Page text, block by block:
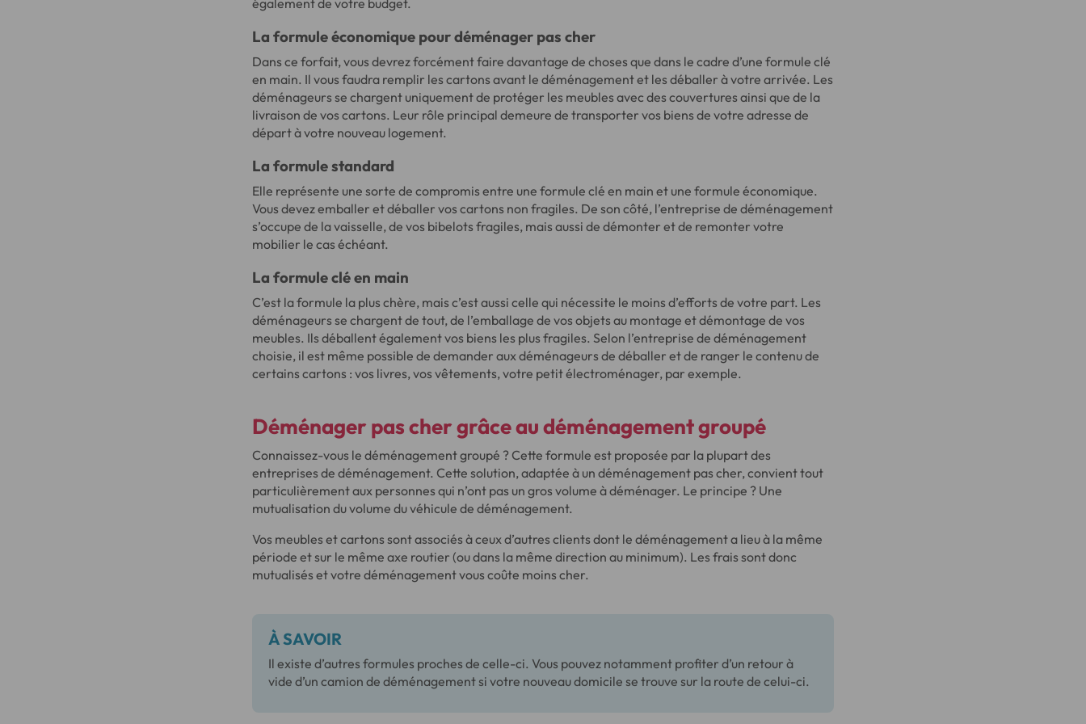
également de votre budget.
La formule économique pour déménager pas cher
Dans ce forfait, vous devrez forcément faire davantage de choses que dans le cadre d’une formule clé
en main. Il vous faudra remplir les cartons avant le déménagement et les déballer à votre arrivée. Les
déménageurs se chargent uniquement de protéger les meubles avec des couvertures ainsi que de la
livraison de vos cartons. Leur rôle principal demeure de transporter vos biens de votre adresse de
départ à votre nouveau logement.
La formule standard
Elle représente une sorte de compromis entre une formule clé en main et une formule économique.
Vous devez emballer et déballer vos cartons non fragiles. De son côté, l’entreprise de déménagement
s’occupe de la vaisselle, de vos bibelots fragiles, mais aussi de démonter et de remonter votre
mobilier le cas échéant.
La formule clé en main
C’est la formule la plus chère, mais c’est aussi celle qui nécessite le moins d’efforts de votre part. Les
déménageurs se chargent de tout, de l’emballage de vos objets au montage et démontage de vos
meubles. Ils déballent également vos biens les plus fragiles. Selon l’entreprise de déménagement
choisie, il est même possible de demander aux déménageurs de déballer et de ranger le contenu de
certains cartons : vos livres, vos vêtements, votre petit électroménager, par exemple.
Déménager pas cher grâce au déménagement groupé
Connaissez-vous le déménagement groupé ? Cette formule est proposée par la plupart des
entreprises de déménagement. Cette solution, adaptée à un déménagement pas cher, convient tout
particulièrement aux personnes qui n’ont pas un gros volume à déménager. Le principe ? Une
mutualisation du volume du véhicule de déménagement.
Vos meubles et cartons sont associés à ceux d’autres clients dont le déménagement a lieu à la même
période et sur le même axe routier (ou dans la même direction au minimum). Les frais sont donc
mutualisés et votre déménagement vous coûte moins cher.
À SAVOIR
Il existe d’autres formules proches de celle-ci. Vous pouvez notamment profiter d’un retour à
vide d’un camion de déménagement si votre nouveau domicile se trouve sur la route de celui-ci.